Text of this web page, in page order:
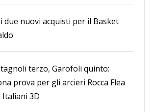
due nuovi acquisti per il Basket
terzo, Garofoli quinto:
prova per gli arcieri Rocca Flea
Italiani 3D